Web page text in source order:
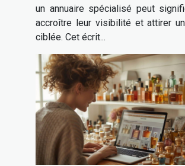
un annuaire spécialisé peut
accroître leur visibilité et attirer
ciblée. Cet écrit...